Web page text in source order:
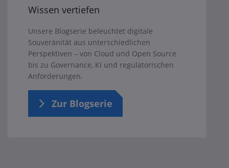
Wissen vertiefen
Unsere Blogserie beleuchtet digitale
Souveränität aus unterschiedlichen
Perspektiven – von Cloud und Open Source
bis zu Governance, KI und regulatorischen
Anforderungen.
Zur Blogserie